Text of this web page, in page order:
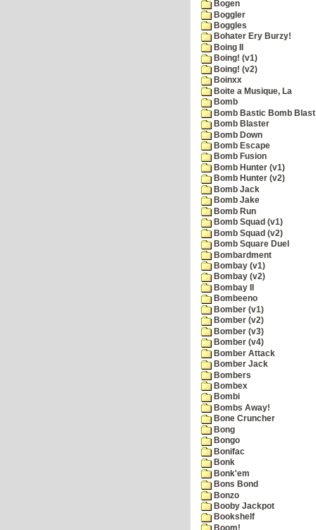
Bogen
Boggler
Boggles
Bohater Ery Burzy!
Boing II
Boing! (v1)
Boing! (v2)
Boinxx
Boite a Musique, La
Bomb
Bomb Bastic Bomb
Bomb Blaster
Bomb Down
Bomb Escape
Bomb Fusion
Bomb Hunter (v1)
Bomb Hunter (v2)
Bomb Jack
Bomb Jake
Bomb Run
Bomb Squad (v1)
Bomb Squad (v2)
Bomb Square Duel
Bombardment
Bombay (v1)
Bombay (v2)
Bombay II
Bombeeno
Bomber (v1)
Bomber (v2)
Bomber (v3)
Bomber (v4)
Bomber Attack
Bomber Jack
Bombers
Bombex
Bombi
Bombs Away!
Bone Cruncher
Bong
Bongo
Bonifac
Bonk
Bonk'em
Bons Bond
Bonzo
Booby Jackpot
Bookshelf
Boom!